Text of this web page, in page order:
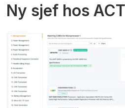
Ny sjef hos